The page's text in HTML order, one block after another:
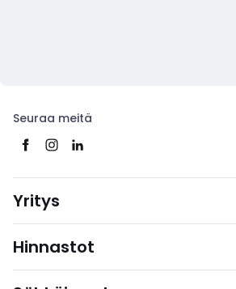
Seuraa meitä
Yritys
Hinnastot